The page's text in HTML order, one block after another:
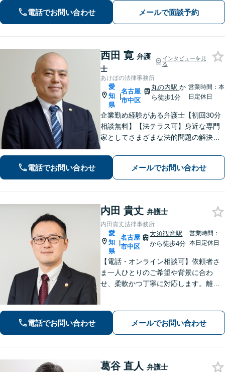
電話でお問い合わせ メールで面談予約
西田 寛 弁護
士
インタビューを見
る
あけぼの法律事務所
愛
知
県
|
名古屋
市中区
丸の内駅か
ら徒歩1分
営業時間：本
日定休日
企業勤め経験がある弁護士【初回30分
相談無料】【法テラス可】身近な専門
家としてさまざまな法的問題の解決に
さまに寄り添いながらご納得頂けるま
でとことん対応！私に一度ご相談くだ
さい。【休日・夜間対応】
電話でお問い合わせ メールでお問い合わせ
内田 貴丈 弁護士
内田貴丈法律事務所
愛
知
県
|
名古屋
市中区
大須観音駅
から徒歩4分
営業時間：
本日定休日
【電話・オンライン相談可】依頼者さ
ま一人ひとりのご希望や背景に合わ
せ、柔軟かつ丁寧に対応します。離
たします。ご相談ください。【大須観
音駅4分】
電話でお問い合わせ メールでお問い合わせ
葛谷 直人 弁護士